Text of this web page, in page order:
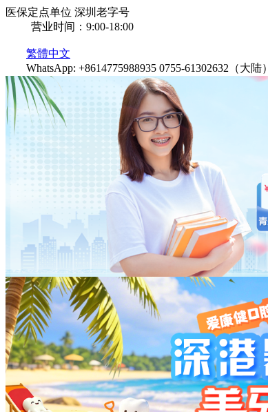
医保定点单位 深圳老字号
营业时间：9:00-18:00
繁體中文
WhatsApp: +8614775988935 0755-61302632（大陆）